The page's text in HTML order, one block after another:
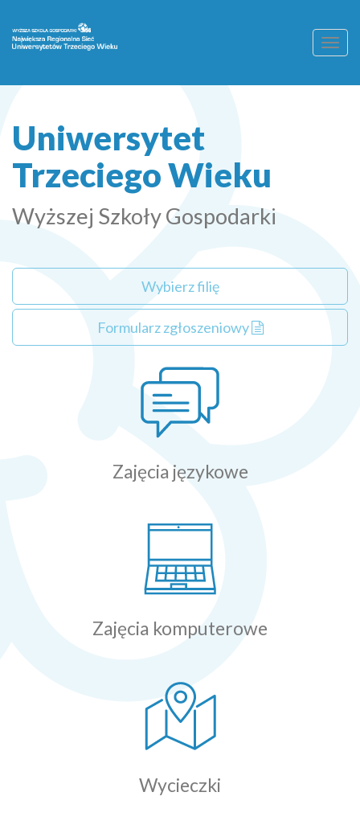
Uniwersytet
Trzeciego Wieku
Wyższej Szkoły Gospodarki
Wybierz filię
Formularz zgłoszeniowy
Zajęcia językowe
Zajęcia komputerowe
Wycieczki